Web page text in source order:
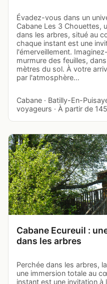
Évadez-vous dans un
Cabane Les 3 Chouettes,
dans les arbres, situé au
chaque instant est une
l'émerveillement.
murmure des feuilles,
mètres du sol. À votre
par l'atmosphère…
Cabane · Batilly-En-
voyageurs · À partir de
Cabane Ecureuil :
dans les arbres
Perchée dans les arbres,
une immersion totale au
instant est une invitation à